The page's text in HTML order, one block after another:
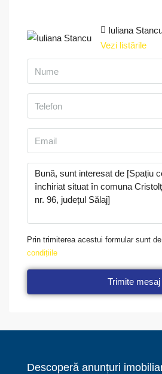
Iuliana
Vezi listările
Prin trimiterea acestui formular sunt
condițiile
Trimite mesaj
Descoperă anunțuri